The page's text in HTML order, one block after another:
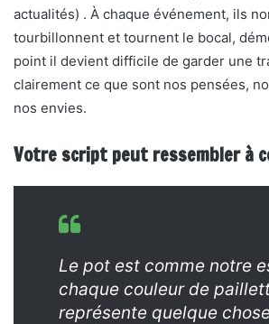
actualités) . À chaque événement, ils
tourbillonnent et tournent le bocal,
point il devient difficile de garder une
clairement ce que sont nos pensées,
nos envies.
Votre script peut ressembler à
Le pot est comme notre
chaque couleur de
représente quelque